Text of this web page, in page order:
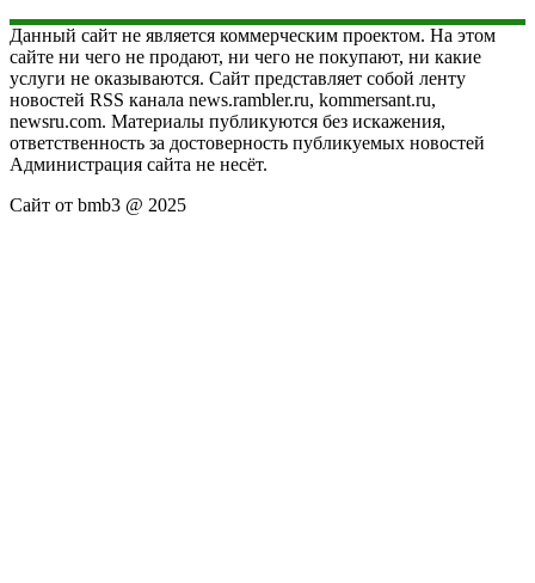
Данный сайт не является коммерческим проектом. На этом
сайте ни чего не продают, ни чего не покупают, ни какие
услуги не оказываются. Сайт представляет собой ленту
новостей RSS канала news.rambler.ru, kommersant.ru,
newsru.com. Материалы публикуются без искажения,
ответственность за достоверность публикуемых новостей
Администрация сайта не несёт.
Сайт от bmb3 @ 2025